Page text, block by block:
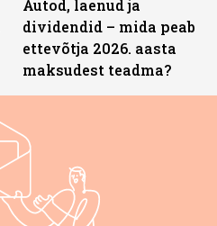
Autod, laenud ja
dividendid – mida peab
ettevõtja 2026. aasta
maksudest teadma?